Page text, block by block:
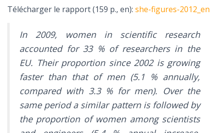
Télécharger le rapport (159 p., en): she-figures-2012_en
In 2009, women in scientific research
accounted for 33 % of researchers in the
EU. Their proportion since 2002 is growing
faster than that of men (5.1 % annually,
compared with 3.3 % for men). Over the
same period a similar pattern is followed by
the proportion of women among scientists